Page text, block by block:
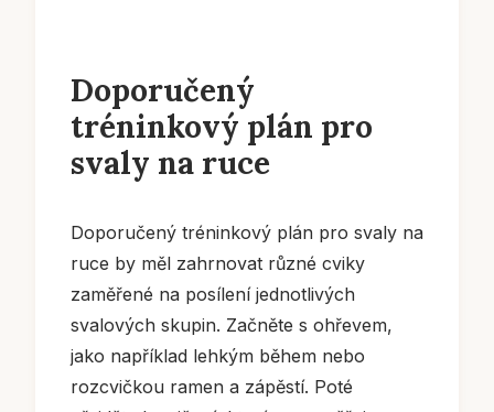
Doporučený
tréninkový plán pro
svaly na ruce
Doporučený tréninkový plán pro svaly na
ruce by měl zahrnovat různé cviky
zaměřené na posílení jednotlivých
svalových skupin. Začněte s ohřevem,
jako například lehkým během nebo
rozcvičkou ramen a zápěstí. Poté